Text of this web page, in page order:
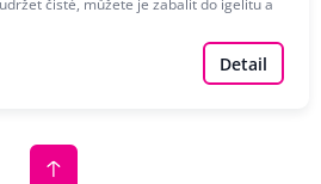
čisté, můžete je zabalit do igelitu a
Detail